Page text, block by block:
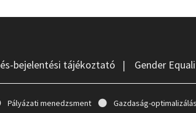
bejelentési tájékoztató | Gender
Pályázati menedzsment Gazdaság-optimalizálás